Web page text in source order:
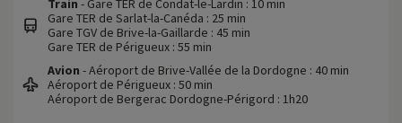
Train - Gare TER de Condat-le-Lardin : 10 min
Gare TER de Sarlat-la-Canéda : 25 min
Gare TGV de Brive-la-Gaillarde : 45 min
Gare TER de Périgueux : 55 min
Avion - Aéroport de Brive-Vallée de la Dordogne : 40 min
Aéroport de Périgueux : 50 min
Aéroport de Bergerac Dordogne-Périgord : 1h20